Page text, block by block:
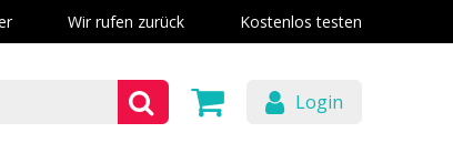
Wir rufen zurück Kostenlos testen
Login